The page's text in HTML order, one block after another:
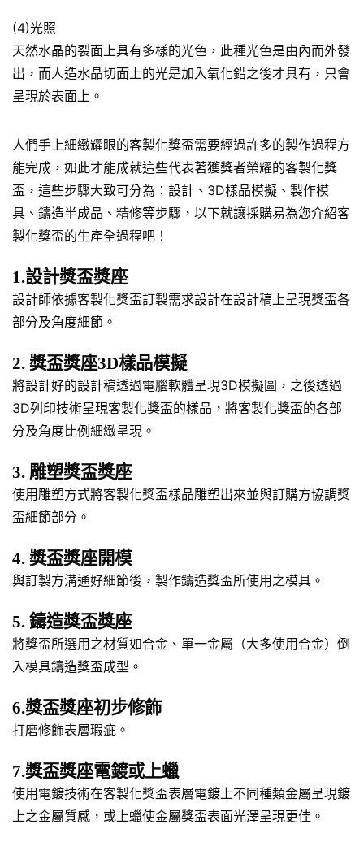
(4)光照
天然水晶的裂面上具有多樣的光色，此種光色是由內而外發
出，而人造水晶切面上的光是加入氧化鉛之後才具有，只會
呈現於表面上。
人們手上細緻耀眼的客製化獎盃需要經過許多的製作過程方
能完成，如此才能成就這些代表著獲獎者榮耀的客製化獎
盃，這些步驟大致可分為：設計、3D樣品模擬、製作模
具、鑄造半成品、精修等步驟，以下就讓採購易為您介紹客
製化獎盃的生產全過程吧！
1.設計獎盃獎座
設計師依據客製化獎盃訂製需求設計在設計稿上呈現獎盃各
部分及角度細節。
2. 獎盃獎座3D樣品模擬
將設計好的設計稿透過電腦軟體呈現3D模擬圖，之後透過
3D列印技術呈現客製化獎盃的樣品，將客製化獎盃的各部
分及角度比例細緻呈現。
3. 雕塑獎盃獎座
使用雕塑方式將客製化獎盃樣品雕塑出來並與訂購方協調獎
盃細節部分。
4. 獎盃獎座開模
與訂製方溝通好細節後，製作鑄造獎盃所使用之模具。
5. 鑄造獎盃獎座
將獎盃所選用之材質如合金、單一金屬（大多使用合金）倒
入模具鑄造獎盃成型。
6.獎盃獎座初步修飾
打磨修飾表層瑕疵。
7.獎盃獎座電鍍或上蠟
使用電鍍技術在客製化獎盃表層電鍍上不同種類金屬呈現鍍
上之金屬質感，或上蠟使金屬獎盃表面光澤呈現更佳。